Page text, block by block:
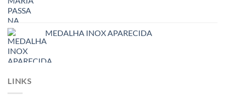
MEDALHA INOX APARECIDA
LINKS